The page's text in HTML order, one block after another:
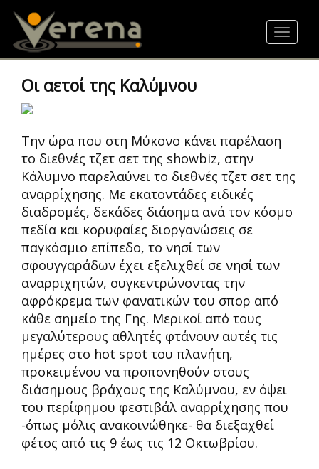
content
Toggle
Οι αετοί της Καλύμνου
Την ώρα που στη Μύκονο κάνει παρέλαση
το διεθνές τζετ σετ της showbiz, στην
Κάλυμνο παρελαύνει το διεθνές τζετ σετ της
αναρρίχησης. Με εκατοντάδες ειδικές
διαδρομές, δεκάδες διάσημα ανά τον κόσμο
πεδία και κορυφαίες διοργανώσεις σε
παγκόσμιο επίπεδο, το νησί των
σφουγγαράδων έχει εξελιχθεί σε νησί των
αναρριχητών, συγκεντρώνοντας την
αφρόκρεμα των φανατικών του σπορ από
κάθε σημείο της Γης. Μερικοί από τους
μεγαλύτερους αθλητές φτάνουν αυτές τις
ημέρες στο hot spot του πλανήτη,
προκειμένου να προπονηθούν στους
διάσημους βράχους της Καλύμνου, εν όψει
του περίφημου φεστιβάλ αναρρίχησης που
-όπως μόλις ανακοινώθηκε- θα διεξαχθεί
φέτος από τις 9 έως τις 12 Οκτωβρίου.